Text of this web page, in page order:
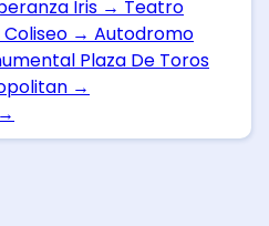
Iris → Teatro
→ Autodromo
Plaza De Toros
→
→